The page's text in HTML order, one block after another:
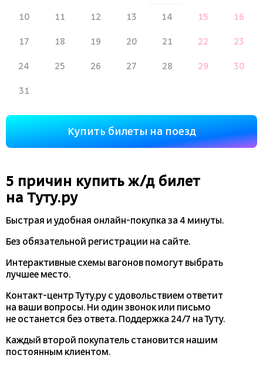
10 11 12 13 14 15 16
17 18 19 20 21 22 23
24 25 26 27 28 29 30
31
Купить билеты на поезд
5 причин купить ж/д билет
на Туту.ру
Быстрая и удобная онлайн-покупказа 4 минуты.
Без обязательной регистрации на сайте.
Интерактивные схемы вагонов помогут выбрать
лучшее место.
Контакт-центр Туту.ру с удовольствием ответит
на ваши вопросы. Ни один звонок или письмо
не останется без ответа. Поддержка 24/7 на Туту.
Каждый второй покупатель становится нашим
постоянным клиентом.